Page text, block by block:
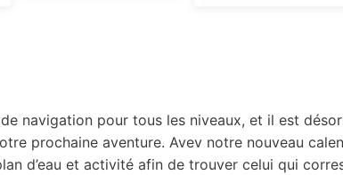
navigation pour tous les niveaux, et il est
prochaine aventure. Avev notre nouveau
d’eau et activité afin de trouver celui qui